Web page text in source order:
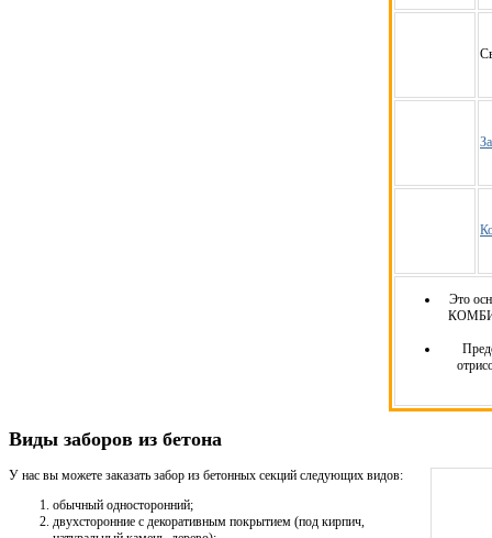
Это
Виды заборов из бетона
У нас вы можете заказать забор из бетонных секций следующих видов:
обычный односторонний;
двухсторонние с декоративным покрытием (под кирпич,